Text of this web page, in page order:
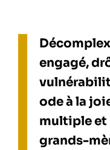
engagé,
ode à la
multiple et
grands-